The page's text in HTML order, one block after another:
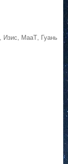
Изис, МааТ, Гуань